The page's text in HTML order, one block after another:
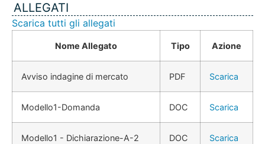
ALLEGATI
Scarica tutti gli allegati
Nome Allegato Tipo Azione
Avviso indagine di mercato PDF Scarica
Modello1-Domanda DOC Scarica
Modello1 - Dichiarazione-A-2 DOC Scarica